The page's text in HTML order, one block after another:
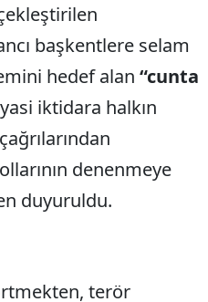
başkentlere selam
hedef alan “cunta
iktidara halkın
denenmeye
duyuruldu.
terör